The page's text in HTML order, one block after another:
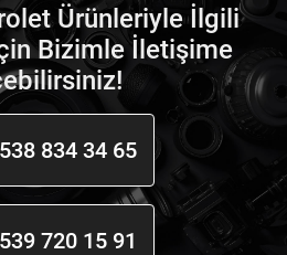
Ürünleriyle İlgili
Bizimle İletişime
834 34 65
720 15 91